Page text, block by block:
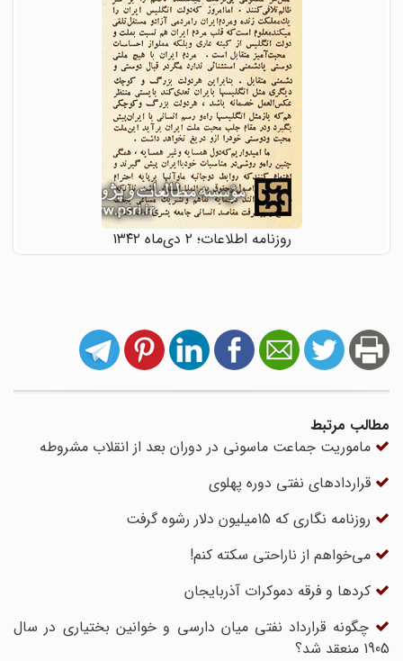
روزنامه اطلاعات؛ ۲ دی‌ماه ۱۳۴۲
مطالب مرتبط
ماموریت جماعت ماسونی در دوران بعد از انقلاب مشروطه
قراردادهای نفتی دوره پهلوی
روزنامه نگاری که 15میلیون دلار رشوه گرفت
می‌خواهم از ناراحتی سکته کنم!
کردها و فرقه دموکرات آذربایجان
چگونه قرارداد نفتی میان دارسی و خوانین بختیاری در سال
1905 منعقد شد؟